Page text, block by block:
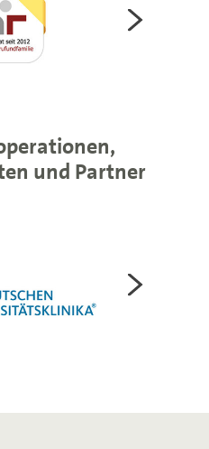
und Partner